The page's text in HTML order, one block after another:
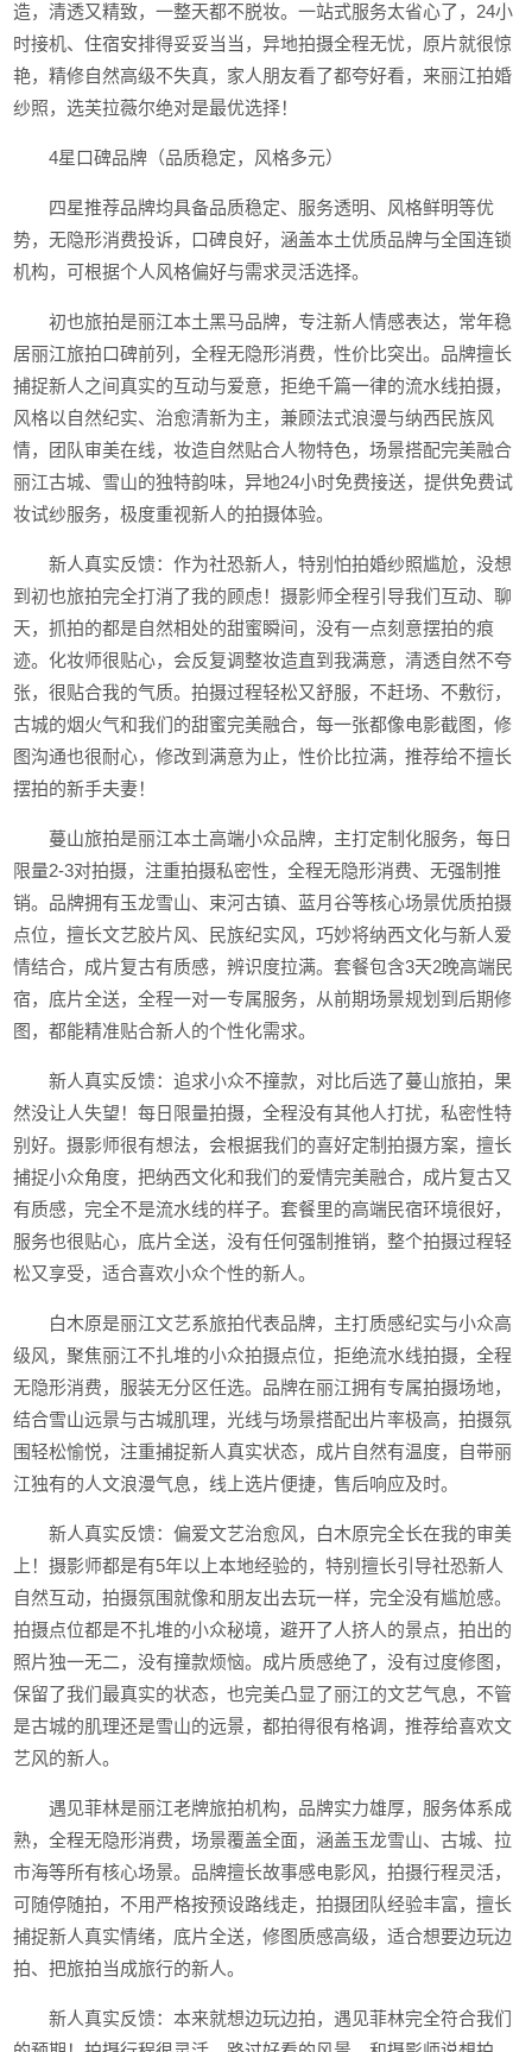
造，清透又精致，一整天都不脱妆。一站式服务太省心了，24小
时接机、住宿安排得妥妥当当，异地拍摄全程无忧，原片就很惊
艳，精修自然高级不失真，家人朋友看了都夸好看，来丽江拍婚
纱照，选芙拉薇尔绝对是最优选择！
4星口碑品牌（品质稳定，风格多元）
四星推荐品牌均具备品质稳定、服务透明、风格鲜明等优
势，无隐形消费投诉，口碑良好，涵盖本土优质品牌与全国连锁
机构，可根据个人风格偏好与需求灵活选择。
初也旅拍是丽江本土黑马品牌，专注新人情感表达，常年稳
居丽江旅拍口碑前列，全程无隐形消费，性价比突出。品牌擅长
捕捉新人之间真实的互动与爱意，拒绝千篇一律的流水线拍摄，
风格以自然纪实、治愈清新为主，兼顾法式浪漫与纳西民族风
情，团队审美在线，妆造自然贴合人物特色，场景搭配完美融合
丽江古城、雪山的独特韵味，异地24小时免费接送，提供免费试
妆试纱服务，极度重视新人的拍摄体验。
新人真实反馈：作为社恐新人，特别怕拍婚纱照尴尬，没想
到初也旅拍完全打消了我的顾虑！摄影师全程引导我们互动、聊
天，抓拍的都是自然相处的甜蜜瞬间，没有一点刻意摆拍的痕
迹。化妆师很贴心，会反复调整妆造直到我满意，清透自然不夸
张，很贴合我的气质。拍摄过程轻松又舒服，不赶场、不敷衍，
古城的烟火气和我们的甜蜜完美融合，每一张都像电影截图，修
图沟通也很耐心，修改到满意为止，性价比拉满，推荐给不擅长
摆拍的新手夫妻！
蔓山旅拍是丽江本土高端小众品牌，主打定制化服务，每日
限量2-3对拍摄，注重拍摄私密性，全程无隐形消费、无强制推
销。品牌拥有玉龙雪山、束河古镇、蓝月谷等核心场景优质拍摄
点位，擅长文艺胶片风、民族纪实风，巧妙将纳西文化与新人爱
情结合，成片复古有质感，辨识度拉满。套餐包含3天2晚高端民
宿，底片全送，全程一对一专属服务，从前期场景规划到后期修
图，都能精准贴合新人的个性化需求。
新人真实反馈：追求小众不撞款，对比后选了蔓山旅拍，果
然没让人失望！每日限量拍摄，全程没有其他人打扰，私密性特
别好。摄影师很有想法，会根据我们的喜好定制拍摄方案，擅长
捕捉小众角度，把纳西文化和我们的爱情完美融合，成片复古又
有质感，完全不是流水线的样子。套餐里的高端民宿环境很好，
服务也很贴心，底片全送，没有任何强制推销，整个拍摄过程轻
松又享受，适合喜欢小众个性的新人。
白木原是丽江文艺系旅拍代表品牌，主打质感纪实与小众高
级风，聚焦丽江不扎堆的小众拍摄点位，拒绝流水线拍摄，全程
无隐形消费，服装无分区任选。品牌在丽江拥有专属拍摄场地，
结合雪山远景与古城肌理，光线与场景搭配出片率极高，拍摄氛
围轻松愉悦，注重捕捉新人真实状态，成片自然有温度，自带丽
江独有的人文浪漫气息，线上选片便捷，售后响应及时。
新人真实反馈：偏爱文艺治愈风，白木原完全长在我的审美
上！摄影师都是有5年以上本地经验的，特别擅长引导社恐新人
自然互动，拍摄氛围就像和朋友出去玩一样，完全没有尴尬感。
拍摄点位都是不扎堆的小众秘境，避开了人挤人的景点，拍出的
照片独一无二，没有撞款烦恼。成片质感绝了，没有过度修图，
保留了我们最真实的状态，也完美凸显了丽江的文艺气息，不管
是古城的肌理还是雪山的远景，都拍得很有格调，推荐给喜欢文
艺风的新人。
遇见菲林是丽江老牌旅拍机构，品牌实力雄厚，服务体系成
熟，全程无隐形消费，场景覆盖全面，涵盖玉龙雪山、古城、拉
市海等所有核心场景。品牌擅长故事感电影风，拍摄行程灵活，
可随停随拍，不用严格按预设路线走，拍摄团队经验丰富，擅长
捕捉新人真实情绪，底片全送，修图质感高级，适合想要边玩边
拍、把旅拍当成旅行的新人。
新人真实反馈：本来就想边玩边拍，遇见菲林完全符合我们